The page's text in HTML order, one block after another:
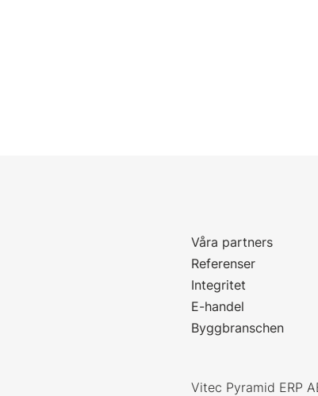
Våra partners
Referenser
Integritet
E-handel
Byggbranschen
Vitec Pyramid ERP